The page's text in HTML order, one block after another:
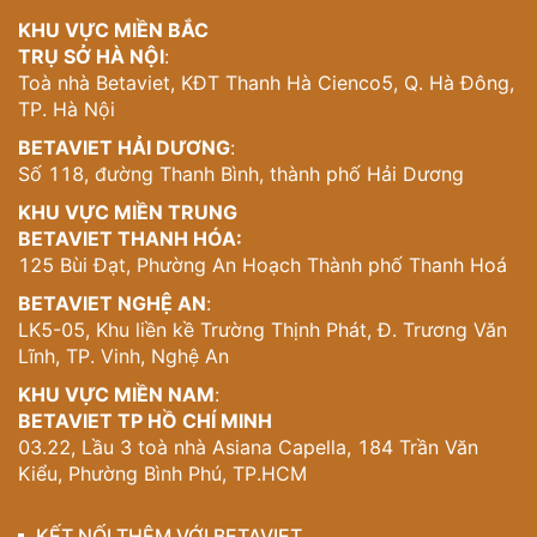
đèn chùm pha lê lộng lẫy và sàn marble hoa văn đối
xứng. Ghế sofa kiểu cổ điển, bàn trà mạ vàng và lan can
tay vịn sắt nghệ thuật tạo nên vẻ đẹp thanh lịch, kết nối
các thành viên trong gia đình. Đây là không gian giao
hòa giữa nghệ thuật và đời sống, thể hiện rõ gu thẩm mỹ
tinh tế của gia chủ.
5. Thiết kế nội thất phòng thay đồ – Tuyên ngôn
đẳng cấp của giới thượng lưu
Phòng thay đồ với hệ tủ kính âm tường đối xứng, đèn
LED chiếu sáng từng ngăn, ghế nhung dài trung tâm và
gương lớn mở rộng không gian. Sàn gỗ xương cá màu
nâu trầm phối cùng nội thất trắng kem tạo sự sang trọng,
ấm áp. Cánh cửa trang trí hoàng gia và tay nắm mạ đồng
khẳng định chất Art Deco đẳng cấp.
6. Thiết kế nội thất phòng tắm – Vẻ đẹp tinh xảo
và đẳng cấp thượng lưu
KHU VỰC MIỀN BẮC
TRỤ SỞ HÀ NỘI:
Toà nhà Betaviet, KĐT Thanh Hà Cienco5, Q. Hà Đông,
TP. Hà Nội
BETAVIET HẢI DƯƠNG:
Số 118, đường Thanh Bình, thành phố Hải Dương
KHU VỰC MIỀN TRUNG
BETAVIET THANH HÓA:
125 Bùi Đạt, Phường An Hoạch Thành phố Thanh Hoá
BETAVIET NGHỆ AN:
LK5-05, Khu liền kề Trường Thịnh Phát, Đ. Trương Văn
Lĩnh, TP. Vinh, Nghệ An
KHU VỰC MIỀN NAM:
BETAVIET TP HỒ CHÍ MINH
03.22, Lầu 3 toà nhà Asiana Capella, 184 Trần Văn
Kiểu, Phường Bình Phú, TP.HCM